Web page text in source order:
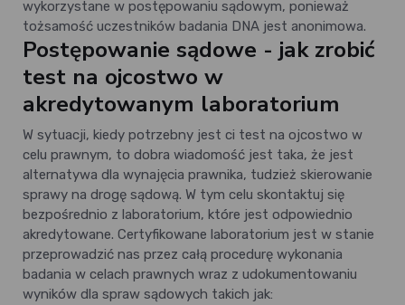
wykorzystane w postępowaniu sądowym, ponieważ
tożsamość uczestników badania DNA jest anonimowa.
Postępowanie sądowe - jak zrobić
test na ojcostwo w
akredytowanym laboratorium
W sytuacji, kiedy potrzebny jest ci test na ojcostwo w
celu prawnym, to dobra wiadomość jest taka, że jest
alternatywa dla wynajęcia prawnika, tudzież skierowanie
sprawy na drogę sądową. W tym celu skontaktuj się
bezpośrednio z laboratorium, które jest odpowiednio
akredytowane. Certyfikowane laboratorium jest w stanie
przeprowadzić nas przez całą procedurę wykonania
badania w celach prawnych wraz z udokumentowaniu
wyników dla spraw sądowych takich jak: